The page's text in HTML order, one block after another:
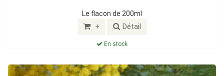
Le flacon de 200ml
+ Détail
En stock